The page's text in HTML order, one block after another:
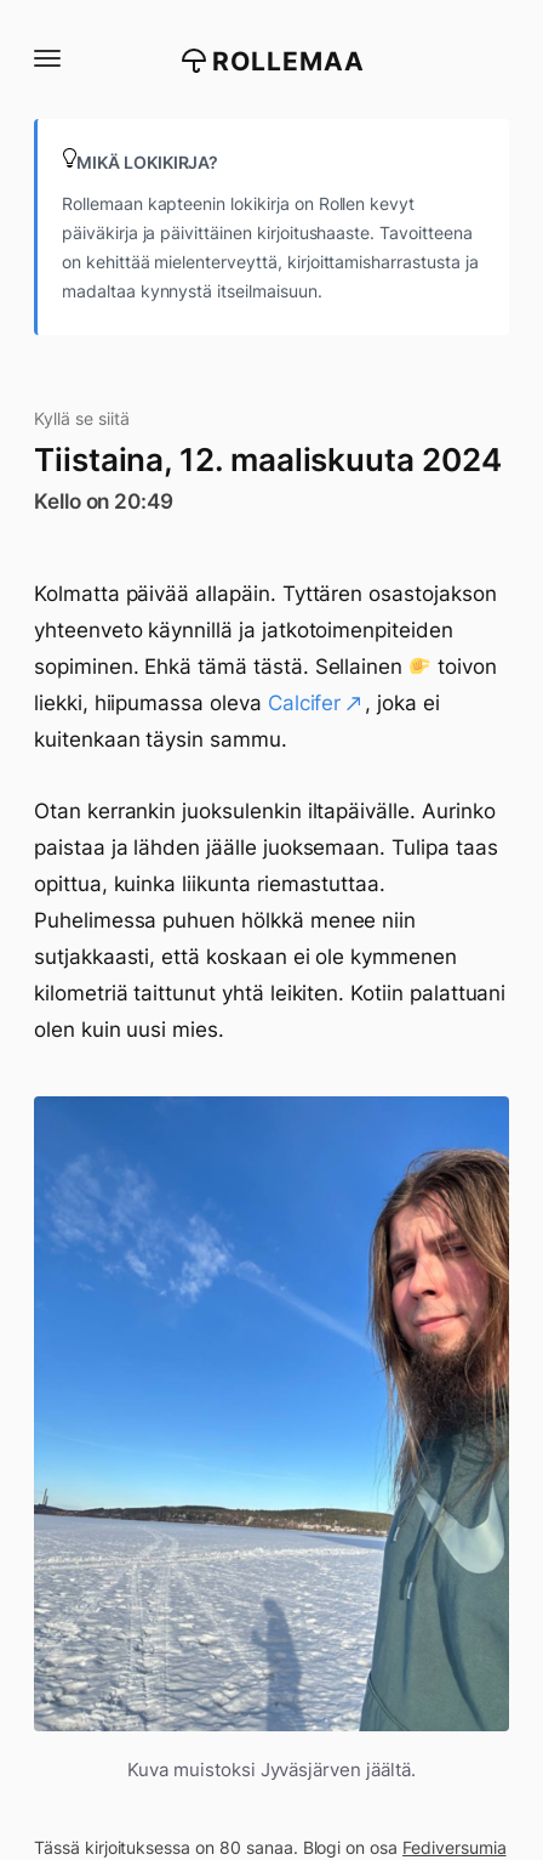
suoraan
ROLLEMAA
MIKÄ LOKIKIRJA?
Rollemaan kapteenin lokikirja on Rollen kevyt
päiväkirja ja päivittäinen kirjoitushaaste. Tavoitteena
on kehittää mielenterveyttä, kirjoittamisharrastusta ja
madaltaa kynnystä itseilmaisuun.
Kyllä se siitä
Tiistaina, 12. maaliskuuta 2024
Kello on 20:49
Kolmatta päivää allapäin. Tyttären osastojakson
yhteenveto käynnillä ja jatkotoimenpiteiden
sopiminen. Ehkä tämä tästä. Sellainen
toivon
liekki, hiipumassa oleva Calcifer
, joka ei
kuitenkaan täysin sammu.
Otan kerrankin juoksulenkin iltapäivälle. Aurinko
paistaa ja lähden jäälle juoksemaan. Tulipa taas
opittua, kuinka liikunta riemastuttaa.
Puhelimessa puhuen hölkkä menee niin
sutjakkaasti, että koskaan ei ole kymmenen
kilometriä taittunut yhtä leikiten. Kotiin palattuani
olen kuin uusi mies.
Kuva muistoksi Jyväsjärven jäältä.
Tässä kirjoituksessa on 80 sanaa. Blogi on osa Fediversumia